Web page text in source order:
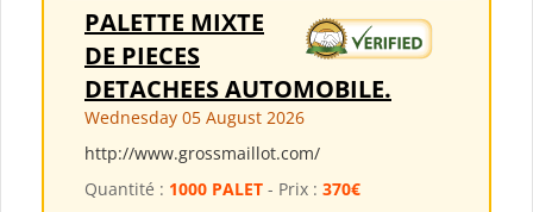
PALETTE MIXTE
DE PIECES
DETACHEES AUTOMOBILE.
Wednesday 05 August 2026
http://www.grossmaillot.com/
Quantité : 1000 PALET - Prix : 370€